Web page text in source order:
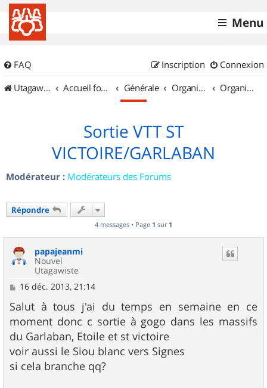
Menu
FAQ Connexion
Inscription
UtagawaVTT (Randos VTT et VTTAE avec traces GPS)
Accueil forum Générale Organisation de sorties & Recherche de partenaires Organisation de sorties en région Provence Alpes Côte d'Azur
Sortie VTT ST
VICTOIRE/GARLABAN
Modérateur : Modérateurs des Forums
Répondre
4 messages • Page 1 sur 1
papajeanmi
Nouvel
Utagawiste
M
s
s
a
g
e
16 déc. 2013, 21:14
Salut à tous j'ai du temps en semaine en ce
moment donc c sortie à gogo dans les massifs
du Garlaban, Etoile et st victoire
voir aussi le Siou blanc vers Signes
si cela branche qq?